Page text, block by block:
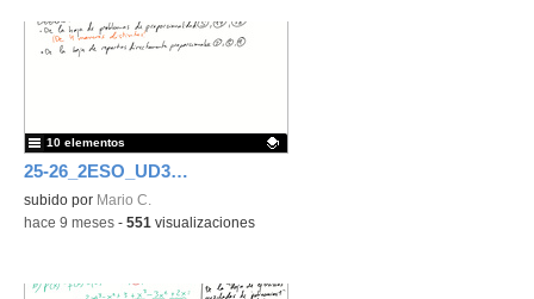
25-26_2ESO_UD3_Proporcionalidad y porcentajes
Contenido educativo.
subido por Mario C.
10 elementos
-hace 9 meses - 551 visualizaciones